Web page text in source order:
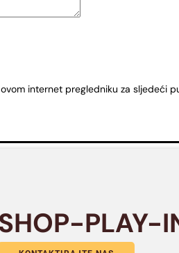
internet pregledniku za sljedeći
PLAY-